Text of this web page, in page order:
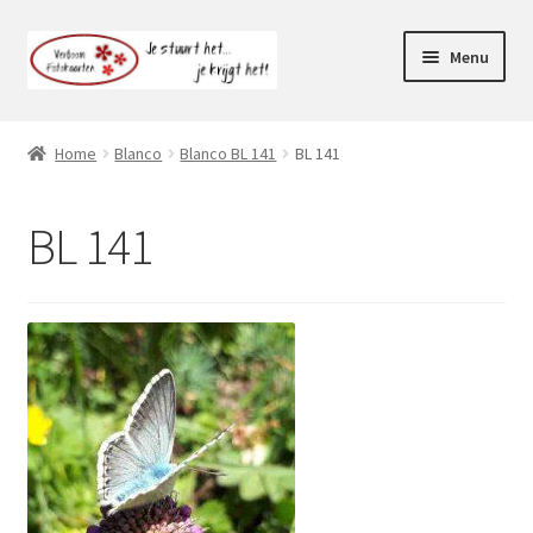
Ga
door
Ga
naar
Menu
Mijn account
Home Blanco Blanco BL 141 BL 141
BL 141